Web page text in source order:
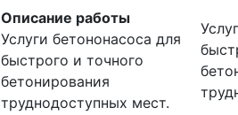
Описание работы
Услуги бетононасоса для
быстрого и точного
бетонирования
труднодоступных мест.